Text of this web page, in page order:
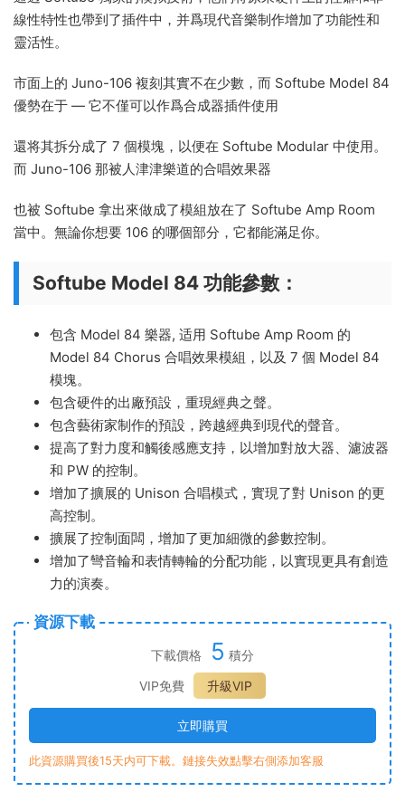
線性特性也帶到了插件中，并爲現代音樂制作增加了功能性和
靈活性。
市面上的 Juno-106 複刻其實不在少數，而 Softube Model 84
優勢在于 — 它不僅可以作爲合成器插件使用
還将其拆分成了 7 個模塊，以便在 Softube Modular 中使用。
而 Juno-106 那被人津津樂道的合唱效果器
也被 Softube 拿出來做成了模組放在了 Softube Amp Room
當中。無論你想要 106 的哪個部分，它都能滿足你。
Softube Model 84 功能參數：
包含 Model 84 樂器, 适用 Softube Amp Room 的
Model 84 Chorus 合唱效果模組，以及 7 個 Model 84
模塊。
包含硬件的出廠預設，重現經典之聲。
包含藝術家制作的預設，跨越經典到現代的聲音。
提高了對力度和觸後感應支持，以增加對放大器、濾波器
和 PW 的控制。
增加了擴展的 Unison 合唱模式，實現了對 Unison 的更
高控制。
擴展了控制面闆，增加了更加細微的參數控制。
增加了彎音輪和表情轉輪的分配功能，以實現更具有創造
力的演奏。
資源下載
下載價格 5 積分
VIP免費
升級VIP
立即購買
此資源購買後15天内可下載。鏈接失效點擊右側添加客服